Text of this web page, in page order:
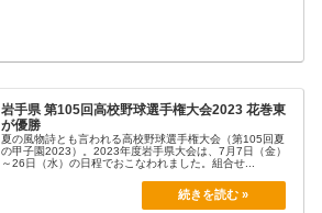
岩手県 第105回高校野球選手権大会2023 花巻東
が優勝
夏の風物詩とも言われる高校野球選手権大会（第105回夏
の甲子園2023）。2023年度岩手県大会は、7月7日（金）
～26日（水）の日程でおこなわれました。組合せ...